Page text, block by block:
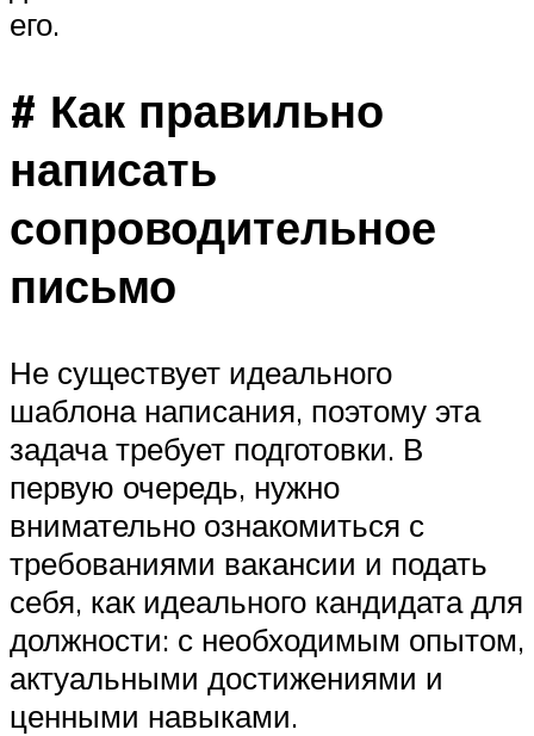
его.
# Как правильно
написать
сопроводительное
письмо
Не существует идеального
шаблона написания, поэтому эта
задача требует подготовки. В
первую очередь, нужно
внимательно ознакомиться с
требованиями вакансии и подать
себя, как идеального кандидата для
должности: с необходимым опытом,
актуальными достижениями и
ценными навыками.